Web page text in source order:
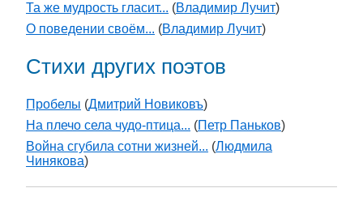
Та же мудрость гласит... (Владимир Лучит)
О поведении своём... (Владимир Лучит)
Стихи других поэтов
Пробелы (Дмитрий Новиковъ)
На плечо села чудо-птица... (Петр Паньков)
Война сгубила сотни жизней... (Людмила
Чинякова)